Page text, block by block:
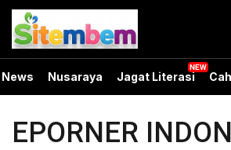
News Nusaraya Jagat Literasi
EPORNER